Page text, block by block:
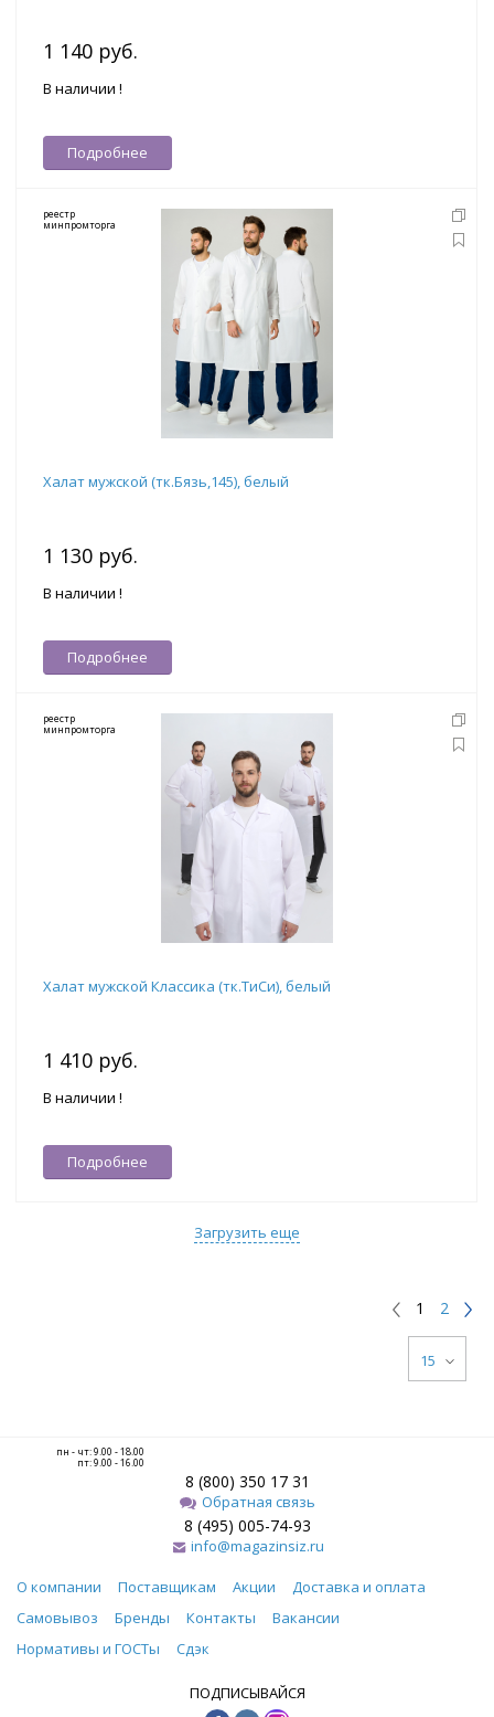
1 140 руб.
В наличии !
Подробнее
реестр
минпромторга
Халат мужской (тк.Бязь,145), белый
1 130 руб.
В наличии !
Подробнее
реестр
минпромторга
Халат мужской Классика (тк.ТиСи), белый
1 410 руб.
В наличии !
Подробнее
Загрузить еще
1 2
15
пн - чт: 9.00 - 18.00
пт: 9.00 - 16.00
8 (800) 350 17 31
Обратная связь
8 (495) 005-74-93
info@magazinsiz.ru
О компании Поставщикам Акции
Доставка и оплата
Самовывоз
Бренды Контакты
Вакансии
Нормативы и ГОСТы
Сдэк
ПОДПИСЫВАЙСЯ